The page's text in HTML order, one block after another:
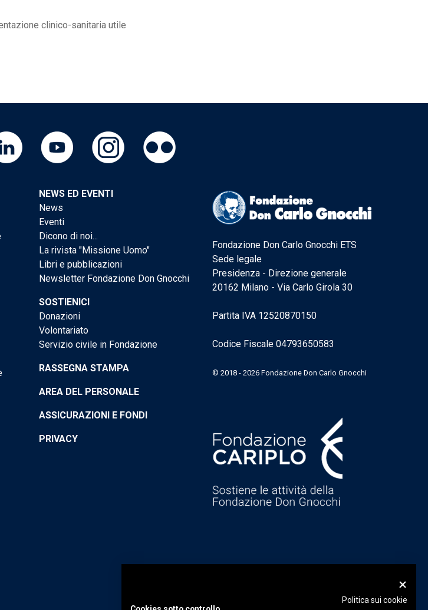
clinico-sanitaria utile
NEWS ED EVENTI
News
Eventi
Dicono di noi...
La rivista "Missione Uomo"
Libri e pubblicazioni
Newsletter Fondazione Don Gnocchi
SOSTIENICI
Donazioni
Volontariato
Servizio civile in Fondazione
RASSEGNA STAMPA
AREA DEL PERSONALE
ASSICURAZIONI E FONDI
PRIVACY
Fondazione Don Carlo Gnocchi ETS
Sede legale
Presidenza - Direzione generale
20162 Milano - Via Carlo Girola 30
Partita IVA 12520870150
Codice Fiscale 04793650583
© 2018 - 2026 Fondazione Don Carlo Gnocchi
Politica sui cookie